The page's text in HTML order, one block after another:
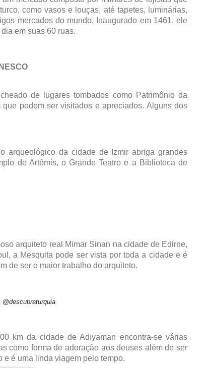
como vasos e louças, até tapetes, luminárias,
mercados do mundo. Inaugurado em 1461, ele
em suas 60 ruas.
de lugares tombados como Patrimônio da
podem ser visitados e apreciados. Alguns dos
arqueológico da cidade de Izmir abriga grandes
de Artêmis, o Grande Teatro e a Biblioteca de
arquiteto real Mimar Sinan na cidade de Edirne,
a Mesquita pode ser vista por toda a cidade e é
de ser o maior trabalho do arquiteto.
@descubraturquia
km da cidade de Adıyaman encontra-se várias
como forma de adoração aos deuses além de ser
e é uma linda viagem pelo tempo.